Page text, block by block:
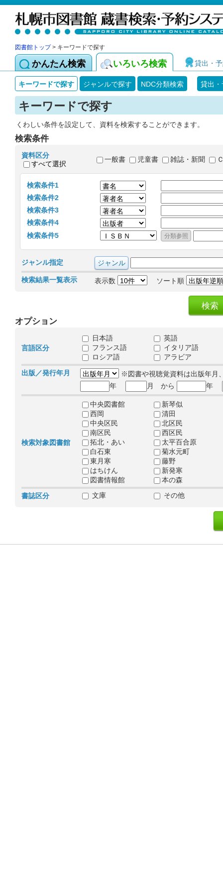
図書館トップ> キーワードで探す
かんたん検索 いろいろ検索 貸出・
キーワードで探す ジャンルで探す NDC分類検索 貸出
キーワードで探す
くわしい条件を設定して、資料を検索することができます。
検索条件
資料区分
すべて選択
一般書 児童書 雑誌・新聞
検索条件1
検索条件2
検索条件3
検索条件4
検索条件5
ジャンル指定
検索結果一覧表示 表示数 ソート順
オプション
言語区分
日本語
英語
フランス語
イタリア語
ロシア語
アラビア
出版／発行年月
※図書や視聴覚資料は出版年月
年
月 から 年
検索対象図書館
中央図書館
新琴似
西岡
清田
中央区民
北区民
南区民
西区民
拓北・あい
太平百合原
白石東
菊水元町
東月寒
藤野
はちけん
新発寒
図書情報館
本の森
書誌区分
文庫 その他